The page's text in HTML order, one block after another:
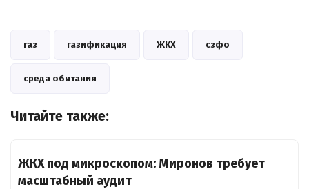
газ газификация ЖКХ сзфо
среда обитания
Читайте также:
ЖКХ под микроскопом: Миронов требует
масштабный аудит